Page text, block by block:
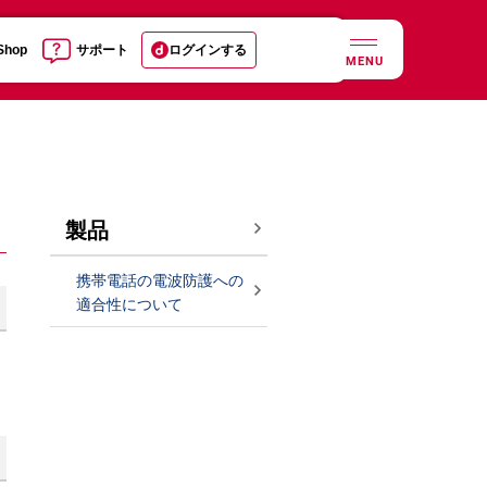
サポート ログインする
MENU
製品
携帯電話の電波防護への
適合性について